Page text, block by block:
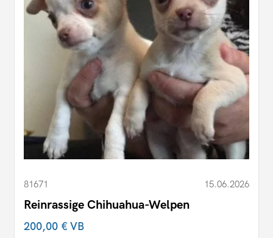
81671 15.06.2026
Reinrassige Chihuahua-Welpen
200,00 €VB